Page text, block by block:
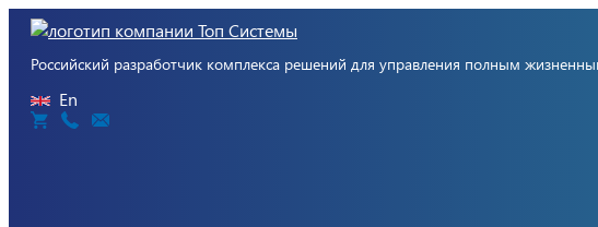
Российский разработчик комплекса решений для управления полным
En